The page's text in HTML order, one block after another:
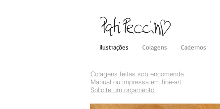
Ilustrações Colagens Cadernos
Colagens feitas sob encomenda.
Manual ou impressa em fine-art.
Solicite um orçamento